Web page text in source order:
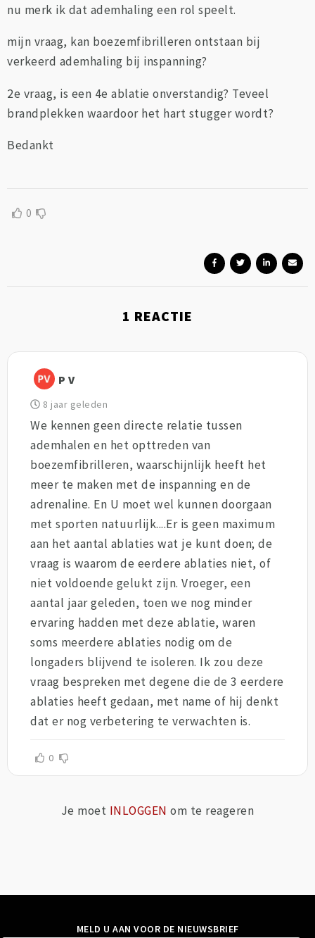
nu merk ik dat ademhaling een rol speelt.
mijn vraag, kan boezemfibrilleren ontstaan bij
verkeerd ademhaling bij inspanning?
2e vraag, is een 4e ablatie onverstandig? Teveel
brandplekken waardoor het hart stugger wordt?
Bedankt
0
1 REACTIE
P V
8 jaar geleden
We kennen geen directe relatie tussen
ademhalen en het opttreden van
boezemfibrilleren, waarschijnlijk heeft het
meer te maken met de inspanning en de
adrenaline. En U moet wel kunnen doorgaan
met sporten natuurlijk....Er is geen maximum
aan het aantal ablaties wat je kunt doen; de
vraag is waarom de eerdere ablaties niet, of
niet voldoende gelukt zijn. Vroeger, een
aantal jaar geleden, toen we nog minder
ervaring hadden met deze ablatie, waren
soms meerdere ablaties nodig om de
longaders blijvend te isoleren. Ik zou deze
vraag bespreken met degene die de 3 eerdere
ablaties heeft gedaan, met name of hij denkt
dat er nog verbetering te verwachten is.
0
Je moet INLOGGEN om te reageren
MELD U AAN VOOR DE NIEUWSBRIEF